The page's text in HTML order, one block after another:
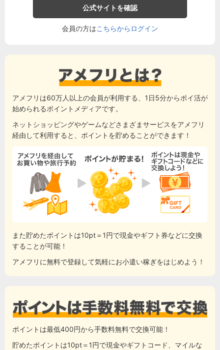
公式サイトを確認
会員の方はこちらからログイン
アメフリは60万人以上の会員が利用する、1日5分からポイ活が
始められるポイントメディアです。
ネットショッピングやゲームなどさまざまサービスをアメフリ
経由して利用すると、ポイントを貯めることができます！
また貯めたポイントは10pt＝1円で現金やギフト券などに交換
することが可能！
アメフリに無料で登録して気軽にお小遣い稼ぎをはじめよう！
ポイントは最低400円から手数料無料で交換可能！
貯めたポイントは10pt＝1円で現金やギフトコード、マイルな